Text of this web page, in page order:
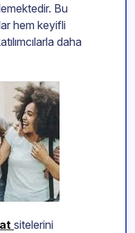
Bu
hem keyifli
daha
sitelerini